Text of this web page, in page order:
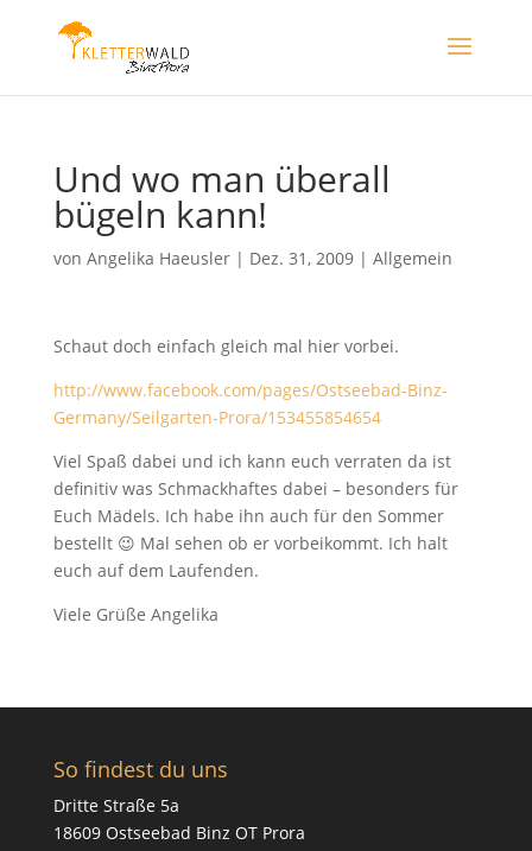
Und wo man überall
bügeln kann!
von Angelika Haeusler| Dez. 31, 2009| Allgemein
Schaut doch einfach gleich mal hier vorbei.
http://www.facebook.com/pages/Ostseebad-Binz-
Germany/Seilgarten-Prora/153455854654
Viel Spaß dabei und ich kann euch verraten da ist
definitiv was Schmackhaftes dabei – besonders für
Euch Mädels. Ich habe ihn auch für den Sommer
bestellt 😉 Mal sehen ob er vorbeikommt. Ich halt
euch auf dem Laufenden.
Viele Grüße Angelika
So findest du uns
Dritte Straße 5a
18609 Ostseebad Binz OT Prora